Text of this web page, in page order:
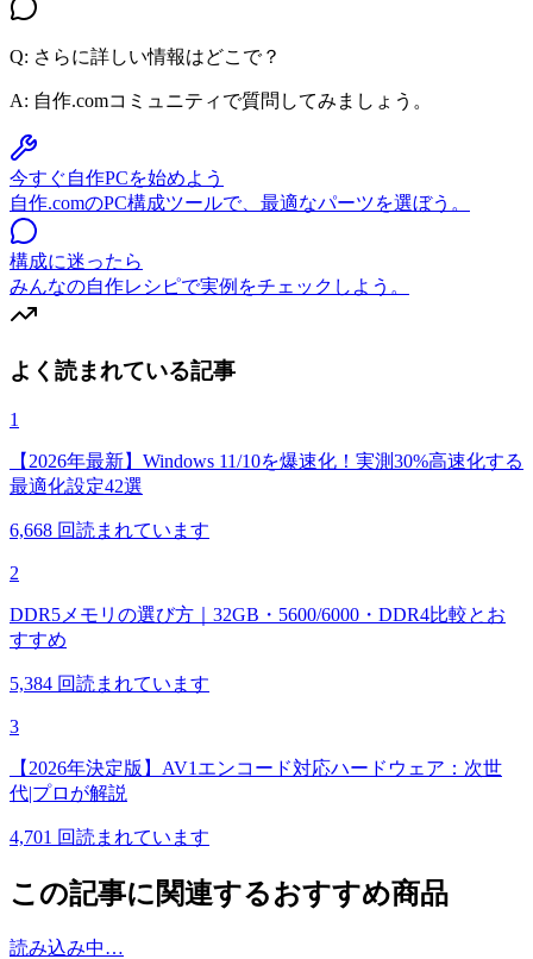
Q: さらに詳しい情報はどこで？
A: 自作.comコミュニティで質問してみましょう。
今すぐ自作PCを始めよう
自作.comのPC構成ツールで、最適なパーツを選ぼう。
構成に迷ったら
みんなの自作レシピで実例をチェックしよう。
よく読まれている記事
1
【2026年最新】Windows 11/10を爆速化！実測30%高速化する
最適化設定42選
6,668 回読まれています
2
DDR5メモリの選び方｜32GB・5600/6000・DDR4比較とお
すすめ
5,384 回読まれています
3
【2026年決定版】AV1エンコード対応ハードウェア：次世
代|プロが解説
4,701 回読まれています
この記事に関連するおすすめ商品
読み込み中…